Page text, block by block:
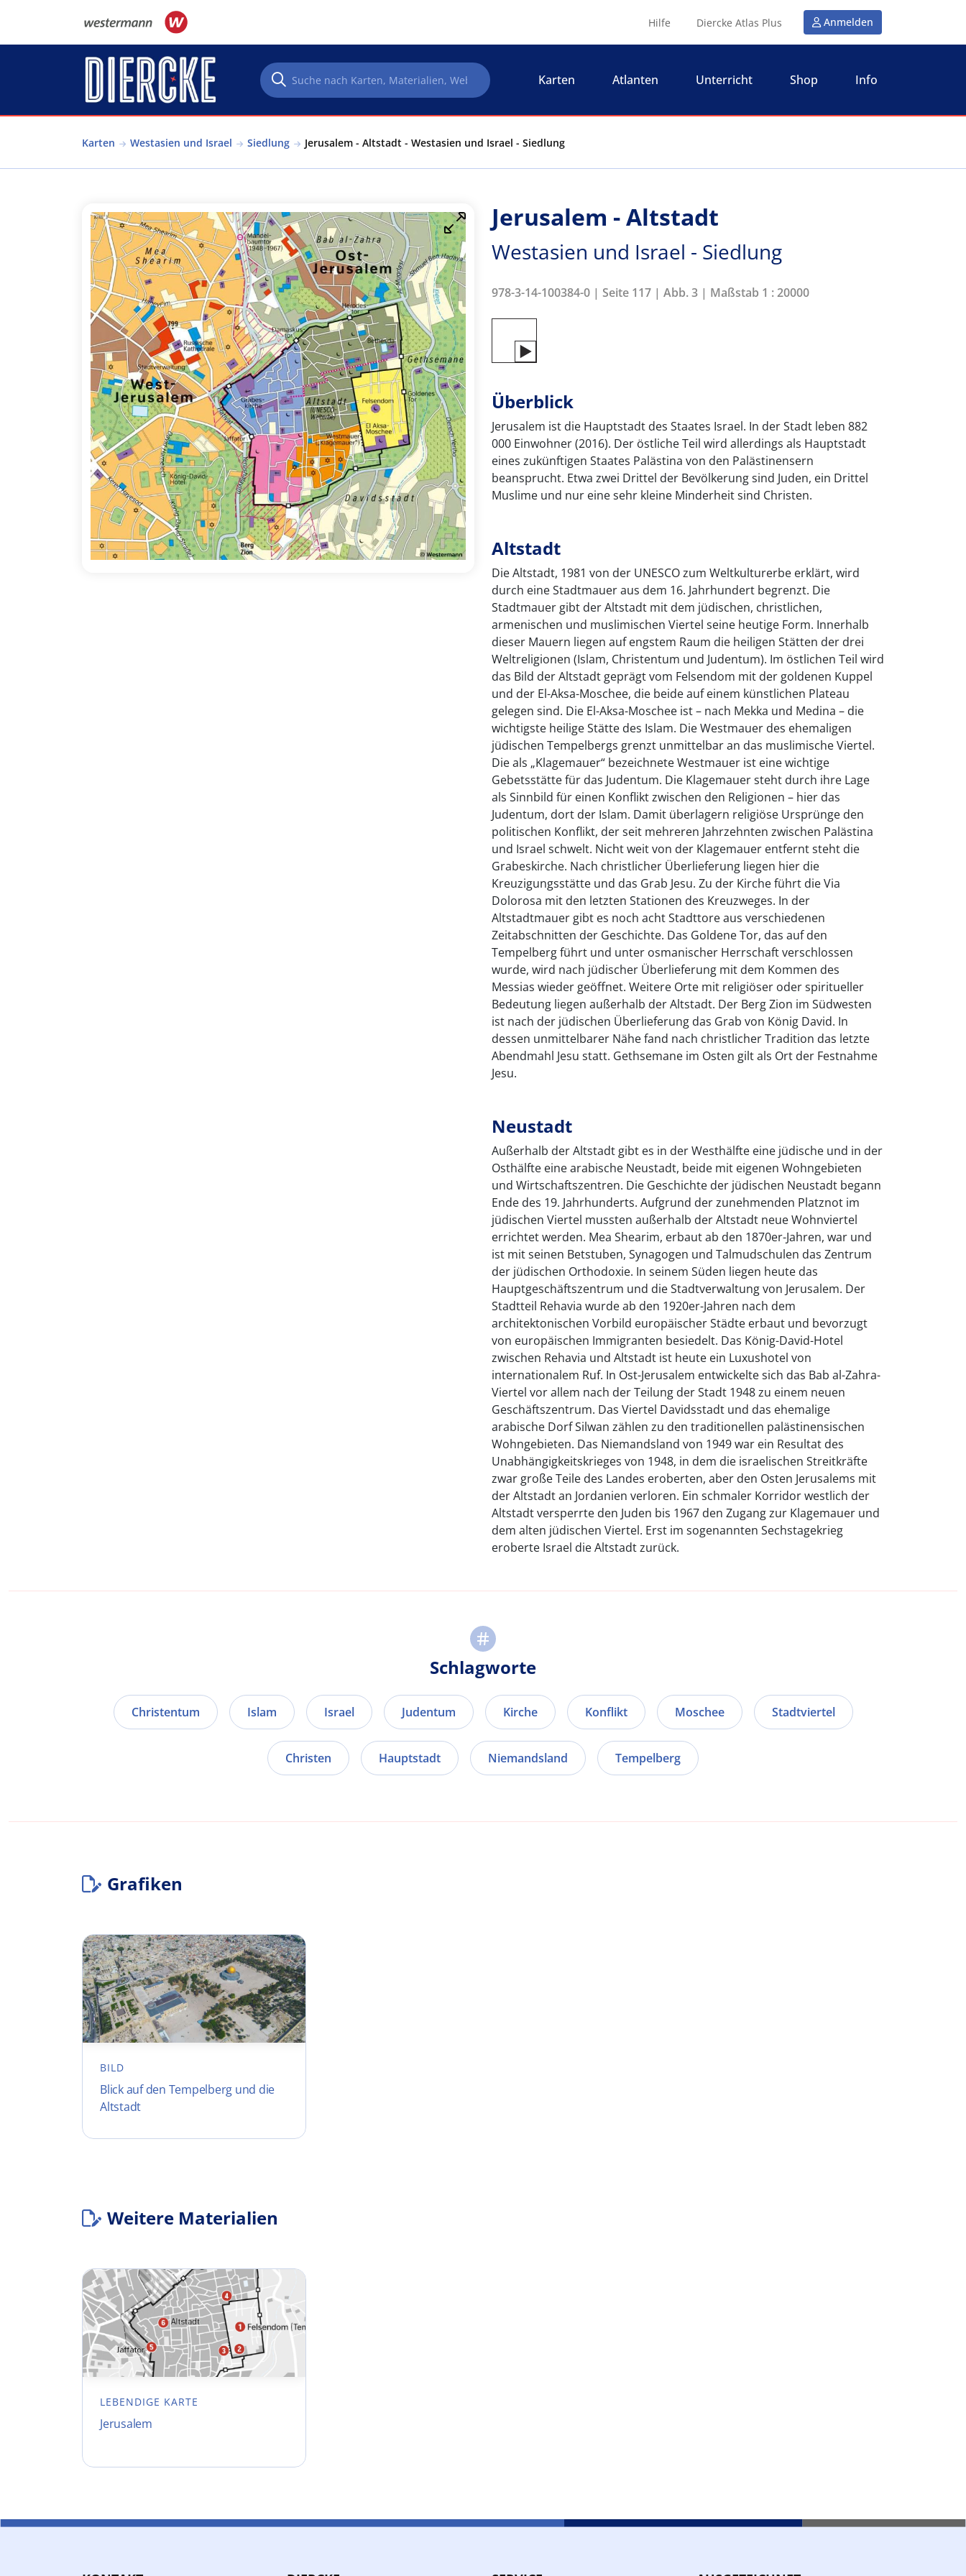
Hilfe Diercke Atlas Plus Anmelden
Karten Atlanten Unterricht Shop Info
Karten Westasien und Israel Siedlung Jerusalem - Altstadt - Westasien und Israel - Siedlung
Jerusalem - Altstadt
Westasien und Israel - Siedlung
978-3-14-100384-0 | Seite 117 | Abb. 3 | Maßstab 1 : 20000
Überblick
Jerusalem ist die Hauptstadt des Staates Israel. In der Stadt leben 882
000 Einwohner (2016). Der östliche Teil wird allerdings als Hauptstadt
eines zukünftigen Staates Palästina von den Palästinensern
beansprucht. Etwa zwei Drittel der Bevölkerung sind Juden, ein Drittel
Muslime und nur eine sehr kleine Minderheit sind Christen.
Altstadt
Die Altstadt, 1981 von der UNESCO zum Weltkulturerbe erklärt, wird
durch eine Stadtmauer aus dem 16. Jahrhundert begrenzt. Die
Stadtmauer gibt der Altstadt mit dem jüdischen, christlichen,
armenischen und muslimischen Viertel seine heutige Form. Innerhalb
dieser Mauern liegen auf engstem Raum die heiligen Stätten der drei
Weltreligionen (Islam, Christentum und Judentum). Im östlichen Teil wird
das Bild der Altstadt geprägt vom Felsendom mit der goldenen Kuppel
und der El-Aksa-Moschee, die beide auf einem künstlichen Plateau
gelegen sind. Die El-Aksa-Moschee ist – nach Mekka und Medina – die
wichtigste heilige Stätte des Islam. Die Westmauer des ehemaligen
jüdischen Tempelbergs grenzt unmittelbar an das muslimische Viertel.
Die als „Klagemauer“ bezeichnete Westmauer ist eine wichtige
Gebetsstätte für das Judentum. Die Klagemauer steht durch ihre Lage
als Sinnbild für einen Konflikt zwischen den Religionen – hier das
Judentum, dort der Islam. Damit überlagern religiöse Ursprünge den
politischen Konflikt, der seit mehreren Jahrzehnten zwischen Palästina
und Israel schwelt. Nicht weit von der Klagemauer entfernt steht die
Grabeskirche. Nach christlicher Überlieferung liegen hier die
Kreuzigungsstätte und das Grab Jesu. Zu der Kirche führt die Via
Dolorosa mit den letzten Stationen des Kreuzweges. In der
Altstadtmauer gibt es noch acht Stadttore aus verschiedenen
Zeitabschnitten der Geschichte. Das Goldene Tor, das auf den
Tempelberg führt und unter osmanischer Herrschaft verschlossen
wurde, wird nach jüdischer Überlieferung mit dem Kommen des
Messias wieder geöffnet. Weitere Orte mit religiöser oder spiritueller
Bedeutung liegen außerhalb der Altstadt. Der Berg Zion im Südwesten
ist nach der jüdischen Überlieferung das Grab von König David. In
dessen unmittelbarer Nähe fand nach christlicher Tradition das letzte
Abendmahl Jesu statt. Gethsemane im Osten gilt als Ort der Festnahme
Jesu.
Neustadt
Außerhalb der Altstadt gibt es in der Westhälfte eine jüdische und in der
Osthälfte eine arabische Neustadt, beide mit eigenen Wohngebieten
und Wirtschaftszentren. Die Geschichte der jüdischen Neustadt begann
Ende des 19. Jahrhunderts. Aufgrund der zunehmenden Platznot im
jüdischen Viertel mussten außerhalb der Altstadt neue Wohnviertel
errichtet werden. Mea Shearim, erbaut ab den 1870er-Jahren, war und
ist mit seinen Betstuben, Synagogen und Talmudschulen das Zentrum
der jüdischen Orthodoxie. In seinem Süden liegen heute das
Hauptgeschäftszentrum und die Stadtverwaltung von Jerusalem. Der
Stadtteil Rehavia wurde ab den 1920er-Jahren nach dem
architektonischen Vorbild europäischer Städte erbaut und bevorzugt
von europäischen Immigranten besiedelt. Das König-David-Hotel
zwischen Rehavia und Altstadt ist heute ein Luxushotel von
internationalem Ruf. In Ost-Jerusalem entwickelte sich das Bab al-Zahra-
Viertel vor allem nach der Teilung der Stadt 1948 zu einem neuen
Geschäftszentrum. Das Viertel Davidsstadt und das ehemalige
arabische Dorf Silwan zählen zu den traditionellen palästinensischen
Wohngebieten. Das Niemandsland von 1949 war ein Resultat des
Unabhängigkeitskrieges von 1948, in dem die israelischen Streitkräfte
zwar große Teile des Landes eroberten, aber den Osten Jerusalems mit
der Altstadt an Jordanien verloren. Ein schmaler Korridor westlich der
Altstadt versperrte den Juden bis 1967 den Zugang zur Klagemauer und
dem alten jüdischen Viertel. Erst im sogenannten Sechstagekrieg
eroberte Israel die Altstadt zurück.
Schlagworte
Christentum Islam Israel Judentum Kirche Konflikt Moschee Stadtviertel
Christen Hauptstadt Niemandsland Tempelberg
Grafiken
BILD
Blick auf den Tempelberg und die
Altstadt
Weitere Materialien
LEBENDIGE KARTE
Jerusalem